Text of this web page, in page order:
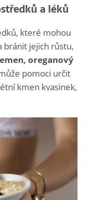
a léků
které mohou
bránit jejich růstu,
oreganový
pomoci určit
kmen kvasinek,